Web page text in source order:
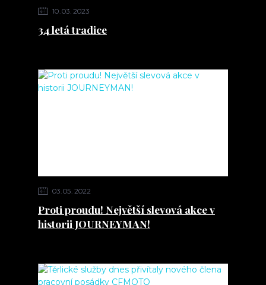
10 03 2023
34 letá tradice
03 05 2022
Proti proudu! Největší slevová akce v
historii JOURNEYMAN!